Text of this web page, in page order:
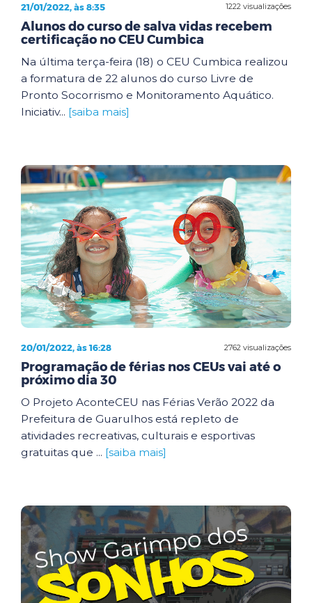
1222 visualizações
21/01/2022, às 8:35
Alunos do curso de salva vidas recebem
certificação no CEU Cumbica
Na última terça-feira (18) o CEU Cumbica realizou
a formatura de 22 alunos do curso Livre de
Pronto Socorrismo e Monitoramento Aquático.
Iniciativ... [saiba mais]
2762 visualizações
20/01/2022, às 16:28
Programação de férias nos CEUs vai até o
próximo dia 30
O Projeto AconteCEU nas Férias Verão 2022 da
Prefeitura de Guarulhos está repleto de
atividades recreativas, culturais e esportivas
gratuitas que ... [saiba mais]